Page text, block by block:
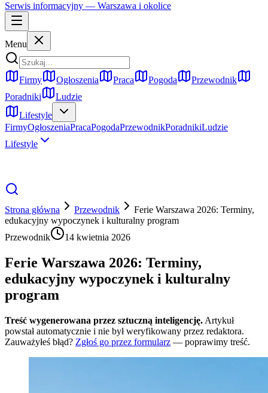
Serwis informacyjny — Warszawa i okolice
Menu
Firmy Ogłoszenia Praca Pogoda
Przewodnik
Poradniki
Ludzie
Lifestyle
FirmyOgłoszeniaPracaPogodaPrzewodnikPoradnikiLudzie
Lifestyle
Strona główna Przewodnik
Ferie Warszawa 2026: Terminy,
edukacyjny wypoczynek i kulturalny program
Przewodnik
14 kwietnia 2026
Ferie Warszawa 2026: Terminy,
edukacyjny wypoczynek i kulturalny
program
Treść wygenerowana przez sztuczną inteligencję. Artykuł
powstał automatycznie i nie był weryfikowany przez redaktora.
Zauważyłeś błąd? Zgłoś go przez formularz — poprawimy treść.